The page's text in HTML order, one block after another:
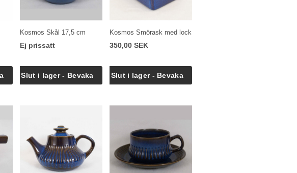
Kosmos Skål 17,5 cm
Ej prissatt
Kosmos Smörask med lock
350,00 SEK